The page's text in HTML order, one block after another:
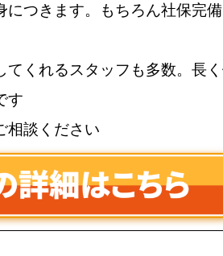
につきます。もちろん社保完
てくれるスタッフも多数。長
す
相談ください